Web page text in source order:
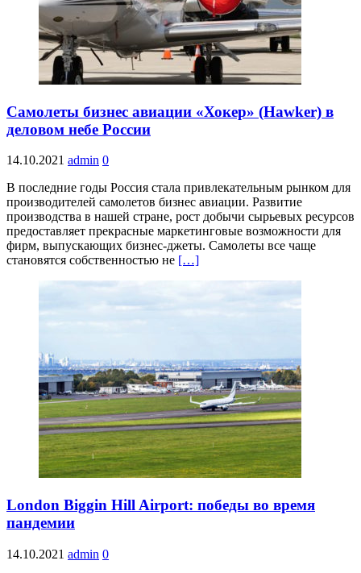
Самолеты бизнес авиации «Хокер» (Hawker) в
деловом небе России
14.10.2021 admin 0
В последние годы Россия стала привлекательным рынком для
производителей самолетов бизнес авиации. Развитие
производства в нашей стране, рост добычи сырьевых ресурсов
предоставляет прекрасные маркетинговые возможности для
фирм, выпускающих бизнес-джеты. Самолеты все чаще
становятся собственностью не […]
London Biggin Hill Airport: победы во время
пандемии
14.10.2021 admin 0